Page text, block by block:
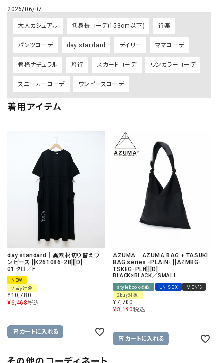
2026/06/07
大人カジュアル 低身長コーデ(153cm以下) 行楽
パンツコーデ day standard デイリー ママコーデ
骨格ナチュラル 旅行 スカートコーデ ワンカラーコーデ
スニーカーコーデ ワンピースコーデ
着用アイテム
day standard｜異素材切り替えワ
ンピース [[K261086-28]][D]
01 クロ／F
NEW
2buy対象
¥10,780
¥6,468税込
カートに入れる
AZUMA｜AZUMA BAG + TASUKI
BAG series -PLAIN- [[AZMBG-
TSKBG-PLN]][D]
BLACK×BLACK／SMALL
stylebook掲載 UNISEX
MEN'S
2buy対象
¥7,700
¥3,190税込
カートに入れる